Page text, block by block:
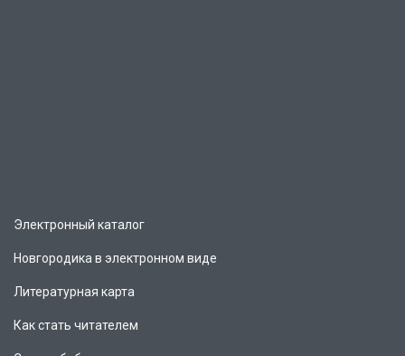
Электронный каталог
Новгородика в электронном виде
Литературная карта
Как стать читателем